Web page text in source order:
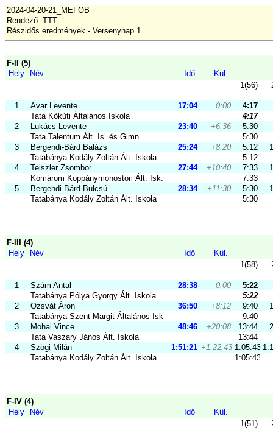
2024-04-20-21_MEFOB
Rendező: TTT
Részidős eredmények - Versenynap 1
F-II (5)
Hely
Név Idő
Kül.
1(56)
1 Avar Levente 17:04 0:00
4:17
Tata Kőkúti Általános Iskola
4:17
2
Lukács Levente 23:40 +6:36
5:30
Tata Talentum Ált. Is. és Gimn.
5:30
3
Bergendi-Bárd Balázs 25:24 +8:20 5:12
Tatabánya Kodály Zoltán Ált. Iskola
5:12
4
Teiszler Zsombor 27:44 +10:40 7:33
Komárom Koppánymonostori Ált. Isk.
7:33
5
Bergendi-Bárd Bulcsú 28:34 +11:30 5:30
Tatabánya Kodály Zoltán Ált. Iskola
5:30
F-III (4)
Hely
Név Idő
Kül.
1(58)
1 Szám Antal 28:38 0:00
5:22
Tatabánya Pólya György Ált. Iskola
5:22
2
Ozsvát Áron 36:50 +8:12 9:40
Tatabánya Szent Margit Általános Iskola
9:40
3
Mohai Vince 48:46 +20:08 13:44
Tata Vaszary János Ált. Iskola
13:44
4
Szögi Milán 1:51:21 +1:22:43 1:05:43
Tatabánya Kodály Zoltán Ált. Iskola
1:05:43
F-IV (4)
Hely
Név Idő
Kül.
1(51)